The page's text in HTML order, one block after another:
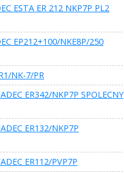
ESTA ER 212 NKP7P PL2
EP212+100/NKE8P/250
NK-7/PR
ER342/NKP7P SPOLECNY
ER132/NKP7P
ER112/PVP7P